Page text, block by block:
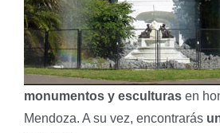
monumentos y esculturas en
Mendoza. A su vez, encontrarás